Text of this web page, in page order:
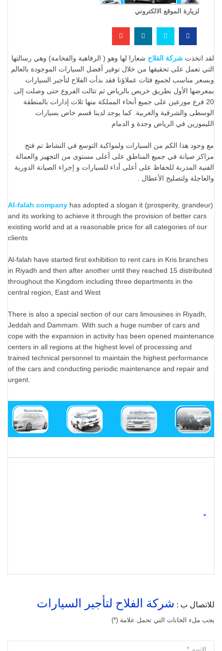
لزيارة الموقع الالكتروني
لقد اتخذت شركة الفلاح شعارا لها وهو ( الرفاهية والفخامة) وهي رسالتها
التي تعمل على تحقيقها من خلال توفير أفضل السيارات الموجودة بالعالم
وبسعر مناسب لجميع فئات عملاؤنا فقد بدأت الفلاح لتأجير السيارات
بمعرضها الأول بطريق خريص بالرياض ثم تتالت الفروع حتى وصلت إلى
20 فرع موزعين على جميع أنحاء المملكة منها ثلاث إدارات بالمنطقة
الوسطى والشرقية والغربية. كما يوجد لدينا قسم خاص بسيارات
الليموزين في الرياض وجدة و الدمام
مع وجود هذا الكم من السيارات ولمواكبة التوسع في النشاط تم فتح
مراكز صيانة في جميع المناطق على أعلى مستوى من التجهيز والعمالة
الفنية المدربة للحفاظ على أعلى أداء للسيارات و إجراء الصيانة الدورية
والعاجلة ولتصليح الأعطال .
Al-falah company has adopted a slogan it (prosperity, grandeur)
and its working to achieve it through the provision of better cars
existing world and at a reasonable price for all categories of our
clients
Al-falah have started first exhibition to rent cars in Kris branches
in Riyadh and then after another until they reached 15 distributed
throughout the Kingdom including three departments in the
central region, East and West
There is also a special section of our cars limousines in Riyadh,
Jeddah and Dammam. With such a huge number of cars and
cope with the expansion in activity has been opened maintenance
centers in all regions at the highest level of processing and
trained technical personnel to maintain the highest performance
of the cars and conducting periodic maintenance and repair and
urgent.
.
للاتصال ب : شركة الفلاح لتأجير السيارات
يجب ملء الخانات التي تحمل علامة (*)